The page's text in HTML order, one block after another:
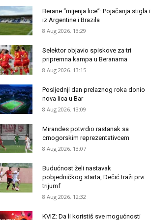
Berane “mijenja lice”: Pojačanja stigla i
iz Argentine i Brazila
8 Aug 2026. 13:29
Selektor objavio spiskove za tri
pripremna kampa u Beranama
8 Aug 2026. 13:15
Posljednji dan prelaznog roka donio
nova lica u Bar
8 Aug 2026. 13:09
Mirandes potvrdio rastanak sa
crnogorskim reprezentativcem
8 Aug 2026. 13:07
Budućnost želi nastavak
pobjedničkog starta, Dečić traži prvi
trijumf
8 Aug 2026. 12:32
KVIZ: Da li koristiš sve mogućnosti